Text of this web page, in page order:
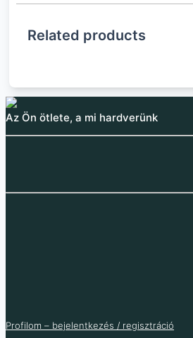
Related products
57Ft–76Ft
190Ft
Az Ön ötlete, a mi hardverünk
Profilom – bejelentkezés / regisztráció